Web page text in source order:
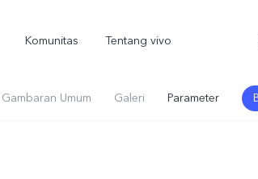
Komunitas Tentang vivo
Gambaran Umum Galeri Parameter